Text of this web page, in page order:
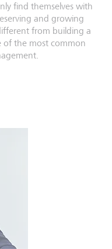
find themselves with
and growing
from building a
of the most common